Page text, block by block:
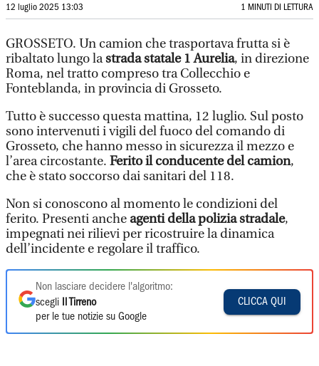
12 luglio 2025 13:03 1 MINUTI DI LETTURA
GROSSETO. Un camion che trasportava frutta si è
ribaltato lungo lastrada statale 1 Aurelia, in direzione
Roma, nel tratto compreso tra Collecchio e
Fonteblanda, in provincia di Grosseto.
Tutto è successo questa mattina, 12 luglio. Sul posto
sono intervenuti i vigili del fuoco del comando di
Grosseto, che hanno messo in sicurezza il mezzo e
l’area circostante. Ferito il conducente del camion,
che è stato soccorso dai sanitari del 118.
Non si conoscono al momento le condizioni del
ferito. Presenti anche agenti della polizia stradale,
impegnati nei rilievi per ricostruire la dinamica
dell’incidente e regolare il traffico.
Non lasciare decidere l'algoritmo:
scegli
Il Tirreno
per le tue notizie su Google
CLICCA QUI